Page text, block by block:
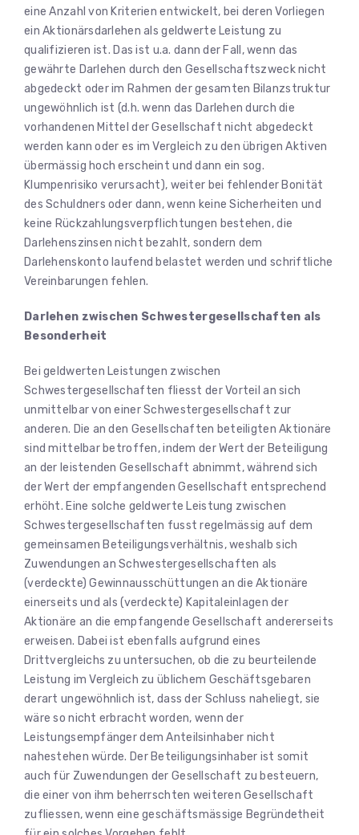
eine Anzahl von Kriterien entwickelt, bei deren Vorliegen
ein Aktionärsdarlehen als geldwerte Leistung zu
qualifizieren ist. Das ist u.a. dann der Fall, wenn das
gewährte Darlehen durch den Gesellschaftszweck nicht
abgedeckt oder im Rahmen der gesamten Bilanzstruktur
ungewöhnlich ist (d.h. wenn das Darlehen durch die
vorhandenen Mittel der Gesellschaft nicht abgedeckt
werden kann oder es im Vergleich zu den übrigen Aktiven
übermässig hoch erscheint und dann ein sog.
Klumpenrisiko verursacht), weiter bei fehlender Bonität
des Schuldners oder dann, wenn keine Sicherheiten und
keine Rückzahlungsverpflichtungen bestehen, die
Darlehenszinsen nicht bezahlt, sondern dem
Darlehenskonto laufend belastet werden und schriftliche
Vereinbarungen fehlen.
Darlehen zwischen Schwestergesellschaften als
Besonderheit
Bei geldwerten Leistungen zwischen
Schwestergesellschaften fliesst der Vorteil an sich
unmittelbar von einer Schwestergesellschaft zur
anderen. Die an den Gesellschaften beteiligten Aktionäre
sind mittelbar betroffen, indem der Wert der Beteiligung
an der leistenden Gesellschaft abnimmt, während sich
der Wert der empfangenden Gesellschaft entsprechend
erhöht. Eine solche geldwerte Leistung zwischen
Schwestergesellschaften fusst regelmässig auf dem
gemeinsamen Beteiligungsverhältnis, weshalb sich
Zuwendungen an Schwestergesellschaften als
(verdeckte) Gewinnausschüttungen an die Aktionäre
einerseits und als (verdeckte) Kapitaleinlagen der
Aktionäre an die empfangende Gesellschaft andererseits
erweisen. Dabei ist ebenfalls aufgrund eines
Drittvergleichs zu untersuchen, ob die zu beurteilende
Leistung im Vergleich zu üblichem Geschäftsgebaren
derart ungewöhnlich ist, dass der Schluss naheliegt, sie
wäre so nicht erbracht worden, wenn der
Leistungsempfänger dem Anteilsinhaber nicht
nahestehen würde. Der Beteiligungsinhaber ist somit
auch für Zuwendungen der Gesellschaft zu besteuern,
die einer von ihm beherrschten weiteren Gesellschaft
zufliessen, wenn eine geschäftsmässige Begründetheit